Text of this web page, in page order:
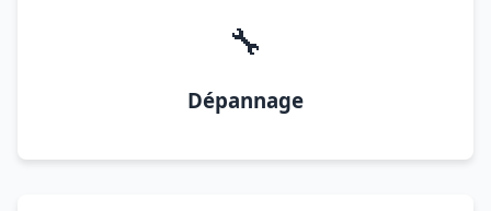
🔧
Dépannage